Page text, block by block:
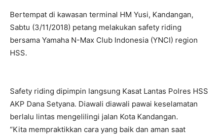
Bertempat di kawasan terminal HM Yusi, Kandangan,
Sabtu (3/11/2018) petang melakukan safety riding
bersama Yamaha N-Max Club Indonesia (YNCI) region
HSS.
Safety riding dipimpin langsung Kasat Lantas Polres HSS
AKP Dana Setyana. Diawali diawali pawai keselamatan
berlalu lintas mengelilingi jalan Kota Kandangan.
“Kita mempraktikkan cara yang baik dan aman saat